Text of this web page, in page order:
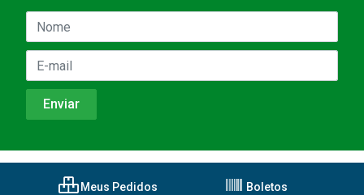
Meus Pedidos Boletos